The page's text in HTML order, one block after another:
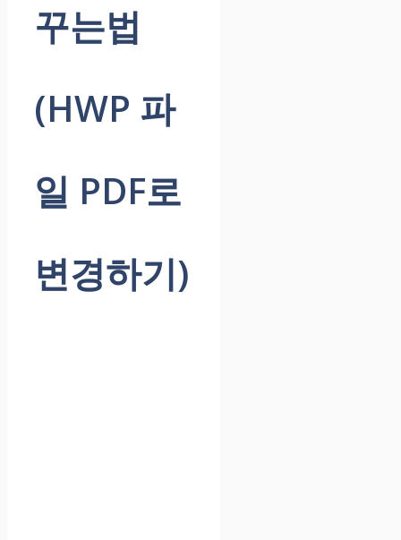
꾸는법
(HWP 파
일 PDF로
변경하기)